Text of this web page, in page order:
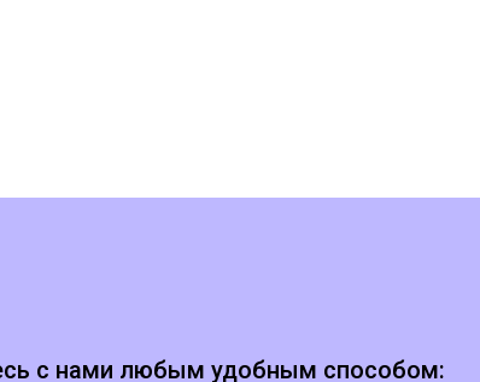
с нами любым удобным способом: